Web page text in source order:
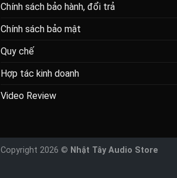
Chính sách bảo hành, đổi trả
Chính sách bảo mật
Quy chế
Hợp tác kinh doanh
Video Review
Copyright 2026 © Nhật Tây Audio Store